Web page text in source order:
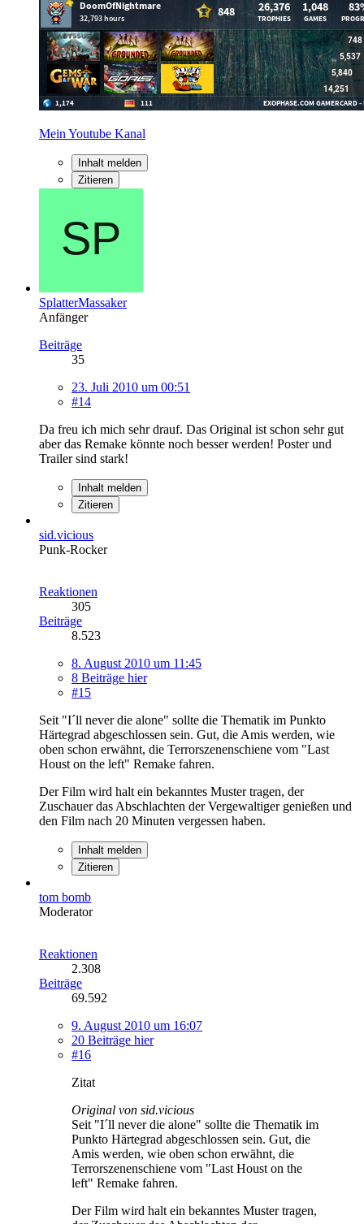
Mein Youtube Kanal
Inhalt melden
Zitieren
SplatterMassaker
Anfänger
Beiträge
35
23. Juli 2010 um 00:51
#14
Da freu ich mich sehr drauf. Das Original ist schon sehr gut
aber das Remake könnte noch besser werden! Poster und
Trailer sind stark!
Inhalt melden
Zitieren
sid.vicious
Punk-Rocker
Reaktionen
305
Beiträge
8.523
8. August 2010 um 11:45
8 Beiträge hier
#15
Seit "I´ll never die alone" sollte die Thematik im Punkto
Härtegrad abgeschlossen sein. Gut, die Amis werden, wie
oben schon erwähnt, die Terrorszenenschiene vom "Last
Houst on the left" Remake fahren.
Der Film wird halt ein bekanntes Muster tragen, der
Zuschauer das Abschlachten der Vergewaltiger genießen und
den Film nach 20 Minuten vergessen haben.
Inhalt melden
Zitieren
tom bomb
Moderator
Reaktionen
2.308
Beiträge
69.592
9. August 2010 um 16:07
20 Beiträge hier
#16
Zitat
Original von sid.vicious
Seit "I´ll never die alone" sollte die Thematik im
Punkto Härtegrad abgeschlossen sein. Gut, die
Amis werden, wie oben schon erwähnt, die
Terrorszenenschiene vom "Last Houst on the
left" Remake fahren.
Der Film wird halt ein bekanntes Muster tragen,